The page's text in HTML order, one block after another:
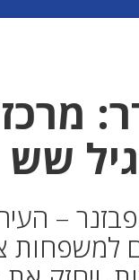
שש
–
למשפחות